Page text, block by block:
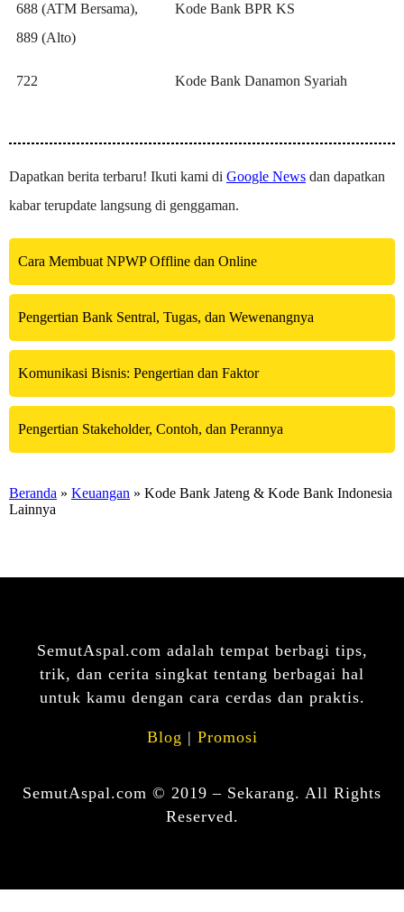
688 (ATM Bersama),
889 (Alto)
Kode Bank BPR KS
722 Kode Bank Danamon Syariah
Dapatkan berita terbaru! Ikuti kami di Google News dan dapatkan
kabar terupdate langsung di genggaman.
Cara Membuat NPWP Offline dan Online
Pengertian Bank Sentral, Tugas, dan Wewenangnya
Komunikasi Bisnis: Pengertian dan Faktor
Pengertian Stakeholder, Contoh, dan Perannya
Beranda » Keuangan » Kode Bank Jateng & Kode Bank Indonesia
Lainnya
SemutAspal.com adalah tempat berbagi tips,
trik, dan cerita singkat tentang berbagai hal
untuk kamu dengan cara cerdas dan praktis.
Blog | Promosi
SemutAspal.com © 2019 – Sekarang. All Rights
Reserved.